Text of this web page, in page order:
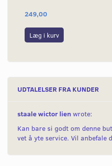
249,00
Læg i kurv
UDTALELSER FRA KUNDER
staale wictor lien wrote:
Kan bare si godt om denne
vet å yte service. Vil anbefale